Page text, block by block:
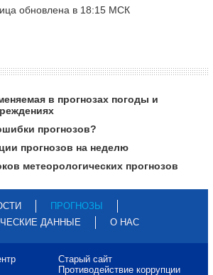
обновлена в 18:15 МСК
в прогнозах погоды и
прогнозов?
прогнозов на неделю
метеорологических прогнозов
ПРОГНОЗЫ
ДАННЫЕ
О НАС
Старый сайт
Противодействие коррупции